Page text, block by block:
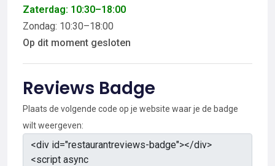
Zaterdag: 10:30–18:00
Zondag: 10:30–18:00
Op dit moment gesloten
Reviews Badge
Plaats de volgende code op je website waar je de badge
wilt weergeven: